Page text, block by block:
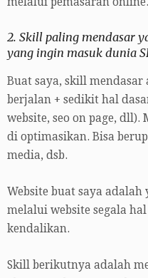
2. Skill paling mendasar
yang ingin masuk dunia
Buat saya, skill mendasar
berjalan + sedikit hal
website, seo on page, dll).
di optimasikan. Bisa
media, dsb.
Website buat saya adalah
melalui website segala
kendalikan.
Skill berikutnya adalah